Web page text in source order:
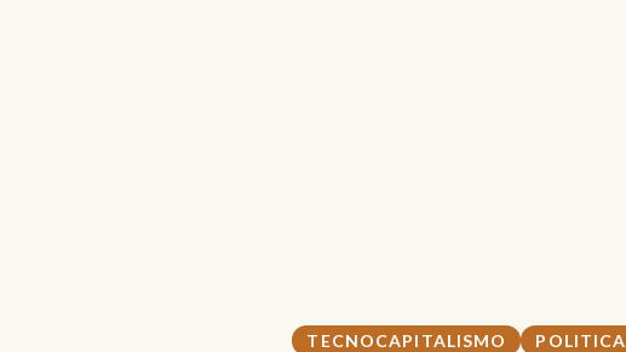
TECNOCAPITALISMO POLITICA